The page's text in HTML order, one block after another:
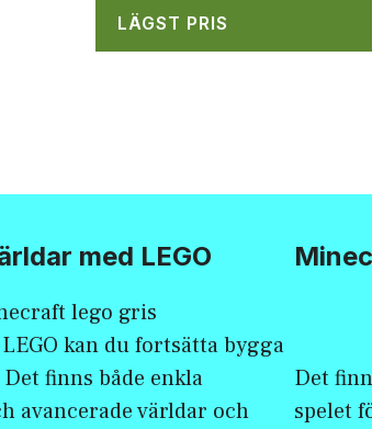
LÄGST PRIS
med LEGO
kan du fortsätta bygga
finns både enkla
avancerade världar och
Det
spelet